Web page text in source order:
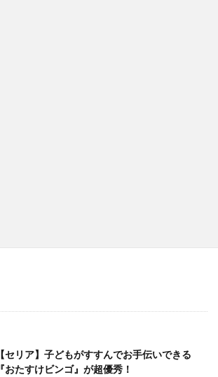
【セリア】子どもがすすんでお手伝いできる
『おたすけビンゴ』が超優秀！